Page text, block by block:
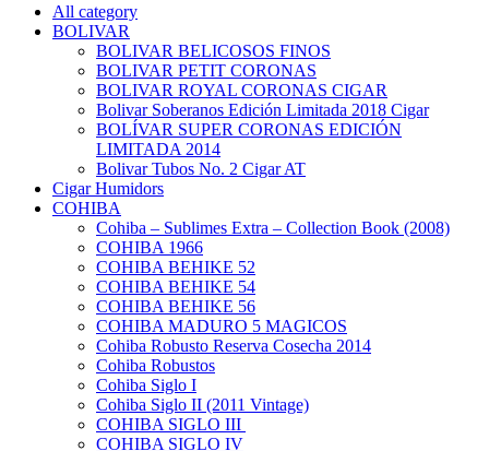
All category
BOLIVAR
BOLIVAR BELICOSOS FINOS
BOLIVAR PETIT CORONAS
BOLIVAR ROYAL CORONAS CIGAR
Bolivar Soberanos Edición Limitada 2018 Cigar
BOLÍVAR SUPER CORONAS EDICIÓN
LIMITADA 2014
Bolivar Tubos No. 2 Cigar AT
Cigar Humidors
COHIBA
Cohiba – Sublimes Extra – Collection Book (2008)
COHIBA 1966
COHIBA BEHIKE 52
COHIBA BEHIKE 54
COHIBA BEHIKE 56
COHIBA MADURO 5 MAGICOS
Cohiba Robusto Reserva Cosecha 2014
Cohiba Robustos
Cohiba Siglo I
Cohiba Siglo II (2011 Vintage)
COHIBA SIGLO III
COHIBA SIGLO IV